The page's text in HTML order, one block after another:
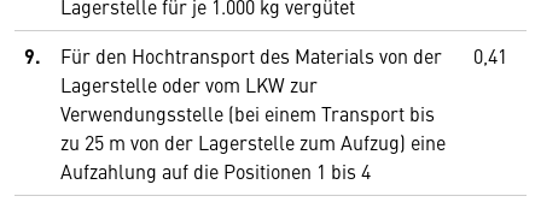
Lagerstelle für je 1.000 kg vergütet
9.
Für den Hochtransport des Materials von der
Lagerstelle oder vom LKW zur
Verwendungsstelle (bei einem Transport bis
zu 25 m von der Lagerstelle zum Aufzug) eine
Aufzahlung auf die Positionen 1 bis 4
0,41